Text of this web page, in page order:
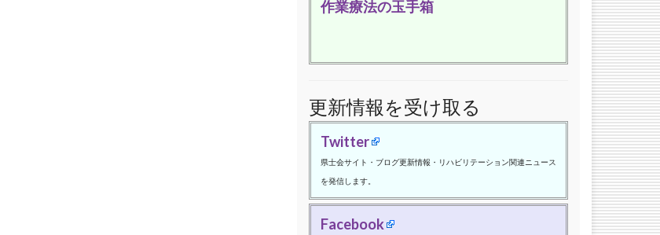
作業療法の玉手箱
更新情報を受け取る
Twitter
県士会サイト・ブログ更新情報・リハビリテーション関連ニュース
を発信します。
Facebook